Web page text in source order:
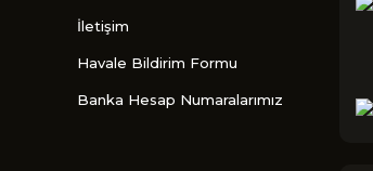
İletişim
Havale Bildirim Formu
Banka Hesap Numaralarımız